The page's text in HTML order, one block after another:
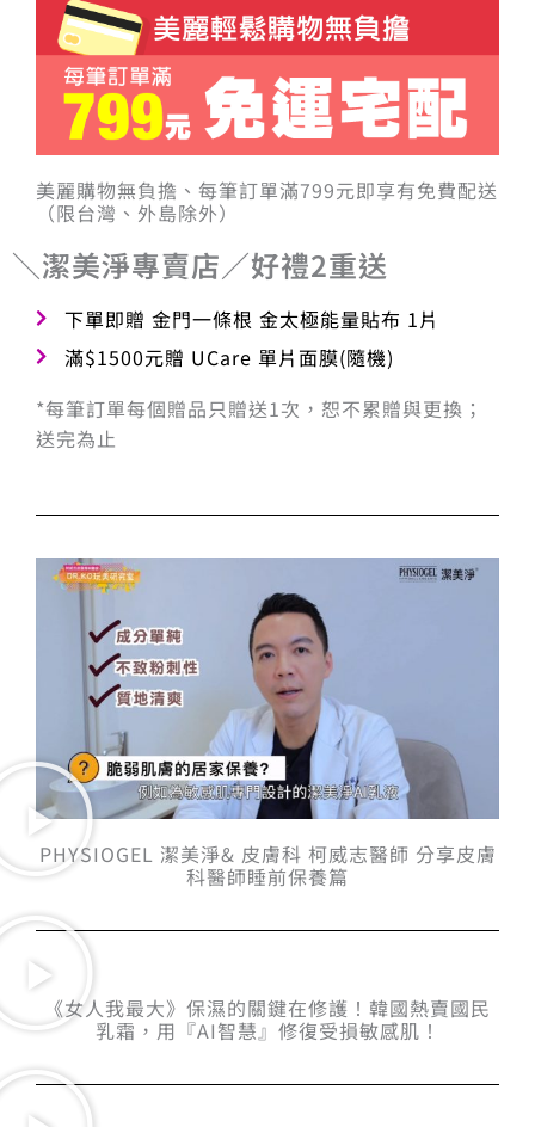
美麗購物無負擔、每筆訂單滿799元即享有免費配送
（限台灣、外島除外）
＼潔美淨專賣店／好禮2重送
下單即贈 金門一條根 金太極能量貼布 1片
滿$1500元贈 UCare 單片面膜(隨機)
*每筆訂單每個贈品只贈送1次，恕不累贈與更換；
送完為止
PHYSIOGEL 潔美淨& 皮膚科 柯威志醫師 分享皮膚
科醫師睡前保養篇
《女人我最大》保濕的關鍵在修護！韓國熱賣國民
乳霜，用『AI智慧』修復受損敏感肌！